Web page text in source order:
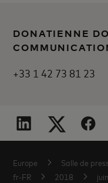
DONATIENNE
+33 1 42 73 81 23
Europe Salle de
fr-FR
2018 juin